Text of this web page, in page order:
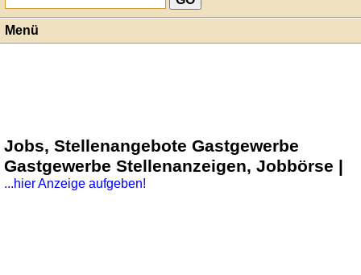
Menü
Jobs, Stellenangebote Gastgewerbe
Gastgewerbe Stellenanzeigen, Jobbörse |
...hier Anzeige aufgeben!